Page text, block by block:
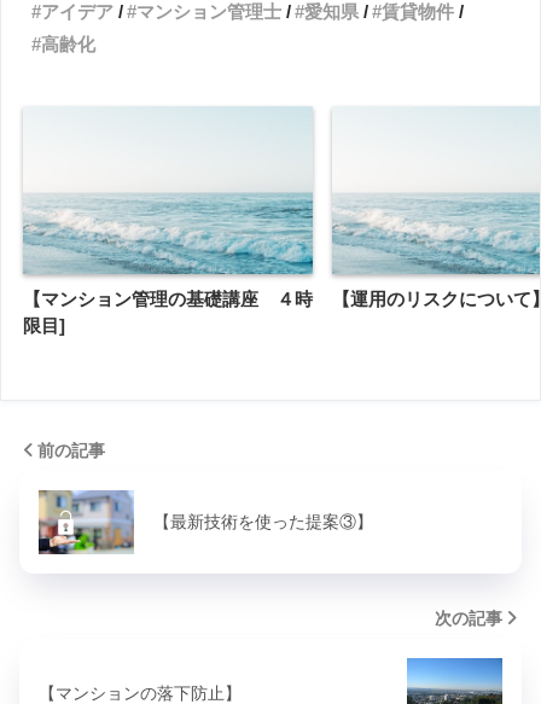
アイデア
マンション管理士 愛知県
賃貸物件
高齢化
【マンション管理の基礎講座 ４時
限目]
【運用のリスクについて
前の記事
【最新技術を使った提案③】
次の記事
【マンションの落下防止】